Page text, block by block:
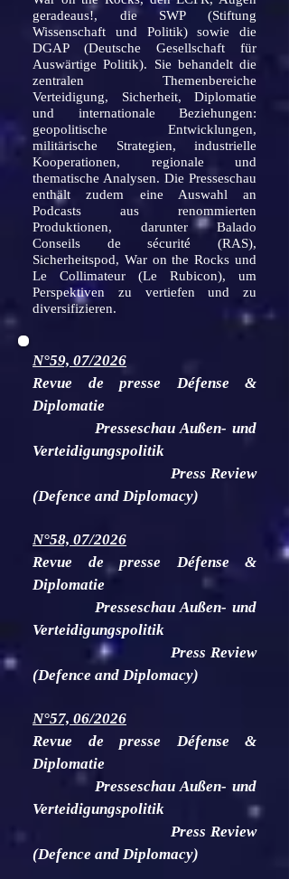
geradeaus!, die SWP (Stiftung
Wissenschaft und Politik) sowie die
DGAP (Deutsche Gesellschaft für
Auswärtige Politik). Sie behandelt die
zentralen Themenbereiche
Verteidigung, Sicherheit, Diplomatie
und internationale Beziehungen:
geopolitische Entwicklungen,
militärische Strategien, industrielle
Kooperationen, regionale und
thematische Analysen. Die Presseschau
enthält zudem eine Auswahl an
Podcasts aus renommierten
Produktionen, darunter Balado
Conseils de sécurité (RAS),
Sicherheitspod, War on the Rocks und
Le Collimateur (Le Rubicon), um
Perspektiven zu vertiefen und zu
diversifizieren.
N°59, 07/2026
Revue de presse Défense &
Diplomatie
Presseschau Außen- und
Verteidigungspolitik
Press Review
(Defence and Diplomacy)
N°58, 07/2026
Revue de presse Défense &
Diplomatie
Presseschau Außen- und
Verteidigungspolitik
Press Review
(Defence and Diplomacy)
N°57, 06/2026
Revue de presse Défense &
Diplomatie
Presseschau Außen- und
Verteidigungspolitik
Press Review
(Defence and Diplomacy)